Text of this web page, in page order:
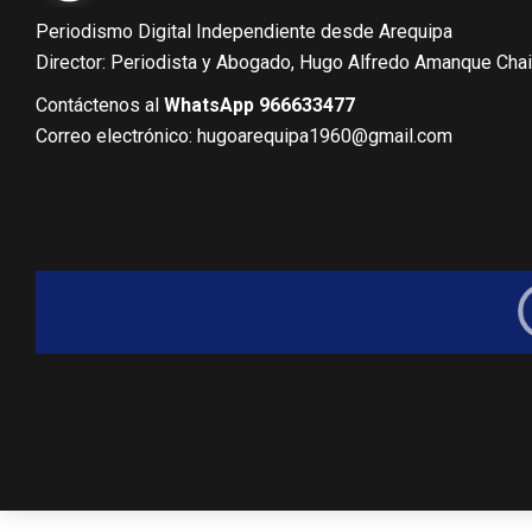
Periodismo Digital Independiente desde Arequipa
Director: Periodista y Abogado, Hugo Alfredo Amanque
Contáctenos al WhatsApp 966633477
Correo electrónico: hugoarequipa1960@gmail.com